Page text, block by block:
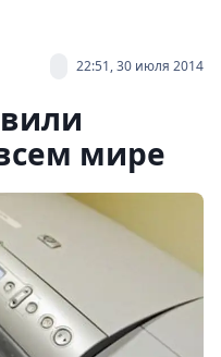
22:51, 30 июля 2014
мире